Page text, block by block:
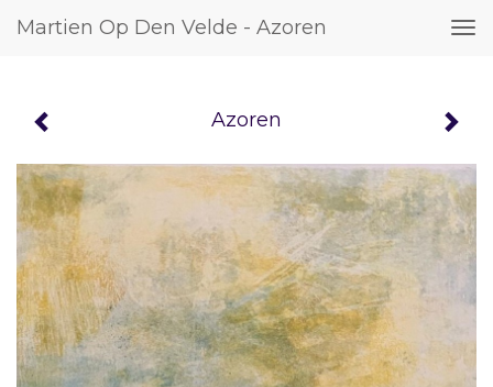
Martien Op Den Velde - Azoren
Azoren